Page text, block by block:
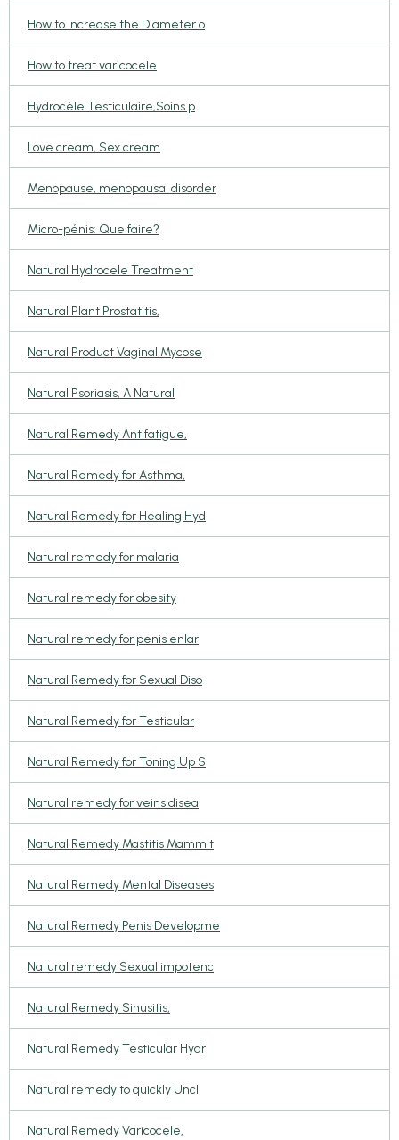
How to Increase the Diameter o
How to treat varicocele
Hydrocèle Testiculaire,Soins p
Love cream, Sex cream
Menopause, menopausal disorder
Micro-pénis: Que faire?
Natural Hydrocele Treatment
Natural Plant Prostatitis,
Natural Product Vaginal Mycose
Natural Psoriasis, A Natural
Natural Remedy Antifatigue,
Natural Remedy for Asthma,
Natural Remedy for Healing Hyd
Natural remedy for malaria
Natural remedy for obesity
Natural remedy for penis enlar
Natural Remedy for Sexual Diso
Natural Remedy for Testicular
Natural Remedy for Toning Up S
Natural remedy for veins disea
Natural Remedy Mastitis Mammit
Natural Remedy Mental Diseases
Natural Remedy Penis Developme
Natural remedy Sexual impotenc
Natural Remedy Sinusitis,
Natural Remedy Testicular Hydr
Natural remedy to quickly Uncl
Natural Remedy Varicocele,